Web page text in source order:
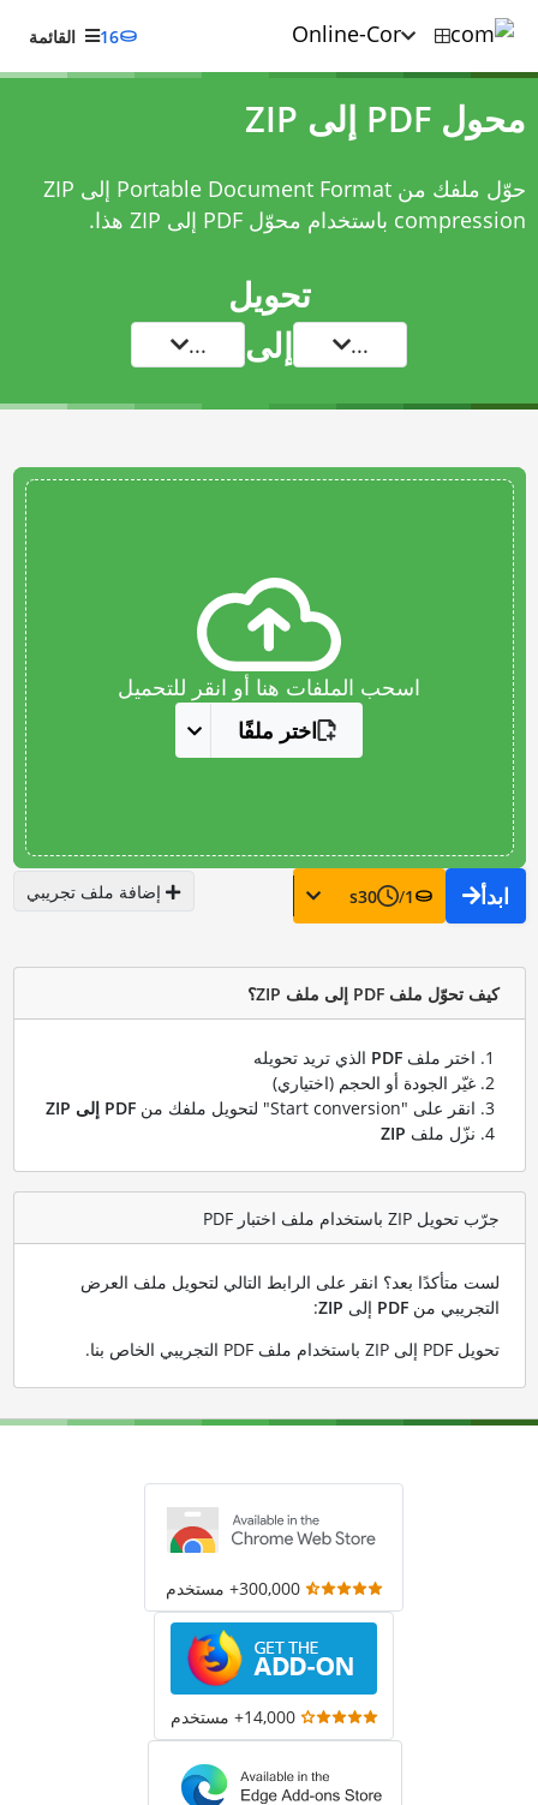
16 القائمة
محول PDF إلى ZIP
حوّل ملفك من Portable Document Format إلى ZIP
compression باستخدام
محوّل PDF إلى ZIP هذا.
تحويل
... إلى ...
اسحب الملفات هنا أو انقر للتحميل
اختر ملفًا
ابدأ 1
/
30
s إضافة ملف تجريبي
كيف تحوّل ملف PDF إلى ملف ZIP؟
اختر ملف PDFالذي تريد تحويله
غيّر الجودة أو الحجم (اختياري)
انقر على "Start conversion" لتحويل ملفك من
PDF إلى ZIP
نزّل ملف ZIP
جرّب تحويل ZIP باستخدام ملف اختبار PDF
لست متأكدًا بعد؟ انقر على الرابط التالي لتحويل ملف العرض
التجريبي من PDFإلى ZIP
:
تحويل PDF إلى ZIP باستخدام ملف PDF التجريبي الخاص بنا
.
300,000+ مستخدم
14,000+ مستخدم